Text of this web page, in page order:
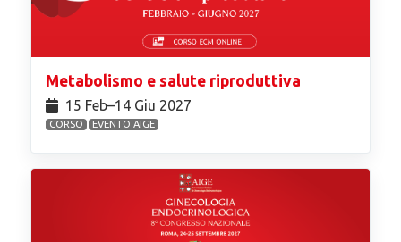
Metabolismo e salute riproduttiva
15 Feb⁠–14 Giu 2027
CORSO EVENTO AIGE